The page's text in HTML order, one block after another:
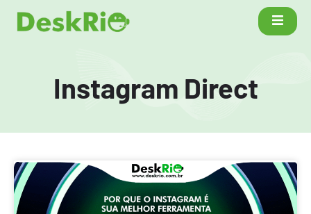
Instagram Direct